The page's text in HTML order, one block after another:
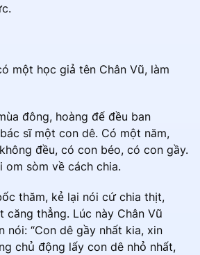
một học giả tên Chân Vũ, làm
đông, hoàng đế đều ban
sĩ một con dê. Có một năm,
đều, có con béo, có con gầy.
om sòm về cách chia.
thăm, kẻ lại nói cứ chia thịt,
căng thẳng. Lúc này Chân Vũ
nói: “Con dê gầy nhất kia, xin
chủ động lấy con dê nhỏ nhất,